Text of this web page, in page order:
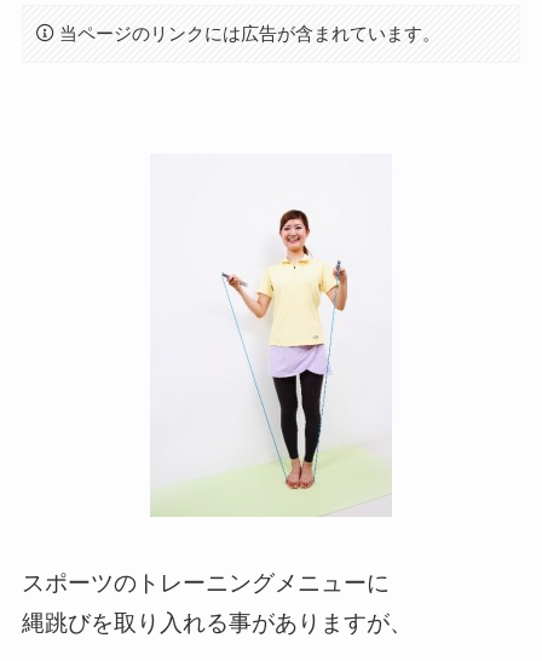
当ページのリンクには広告が含まれています。
スポーツのトレーニングメニューに
縄跳びを取り入れる事がありますが、